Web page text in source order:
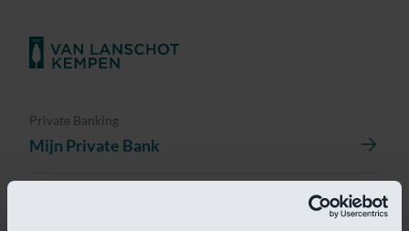
Private Banking
Mijn Private Bank